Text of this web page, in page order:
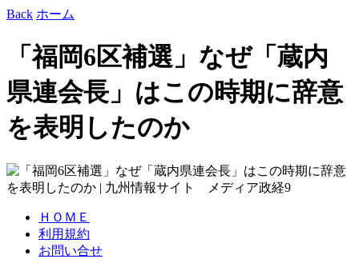
Back ホーム
「福岡6区補選」なぜ「蔵内
県連会長」はこの時期に辞意
を表明したのか
ＨＯＭＥ
利用規約
お問い合せ